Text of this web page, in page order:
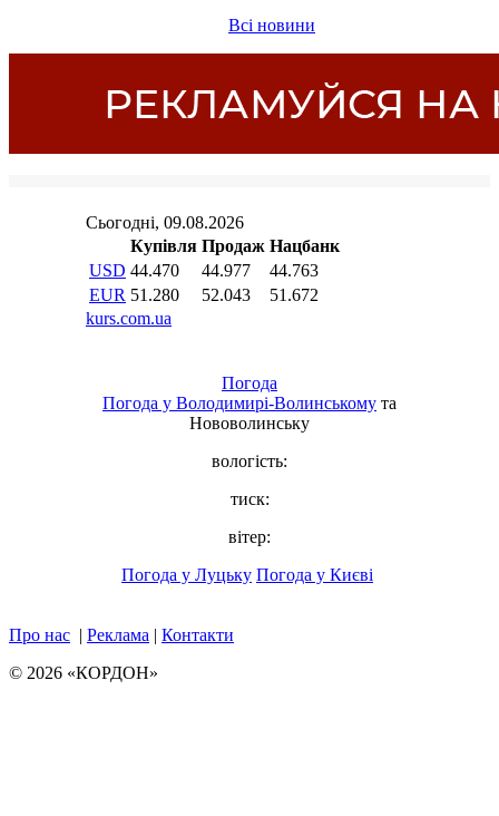
Всі новини
Погода
Погода у Володимирі-Волинському та
Нововолинську
вологість:
тиск:
вітер:
Погода у Луцьку Погода у Києві
Про нас | Реклама | Контакти
© 2026 «КОРДОН»